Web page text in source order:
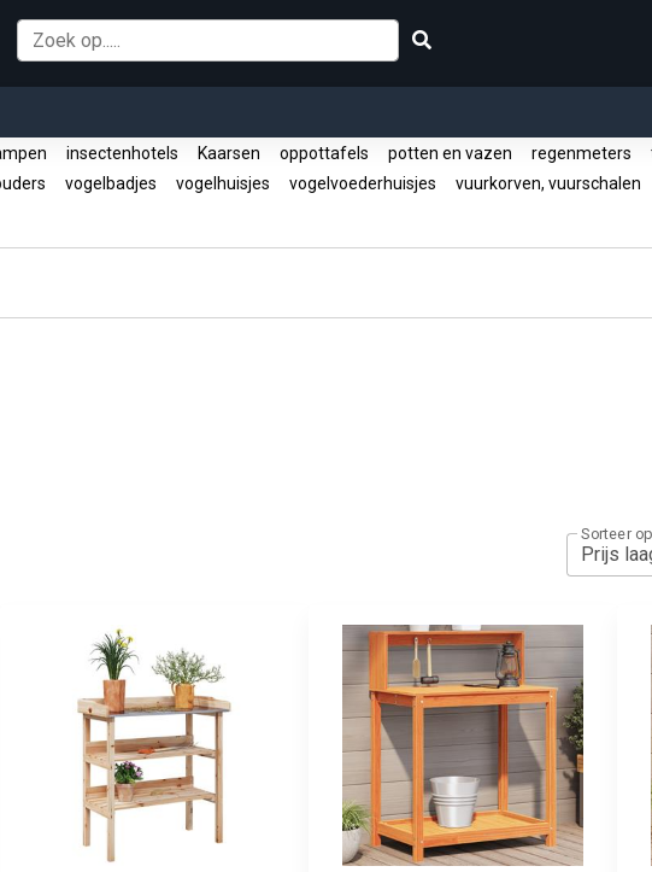
insectenhotels Kaarsen oppottafels potten en vazen regenmeters
vogelbadjes vogelhuisjes vogelvoederhuisjes vuurkorven, vuurschalen
Sorteer